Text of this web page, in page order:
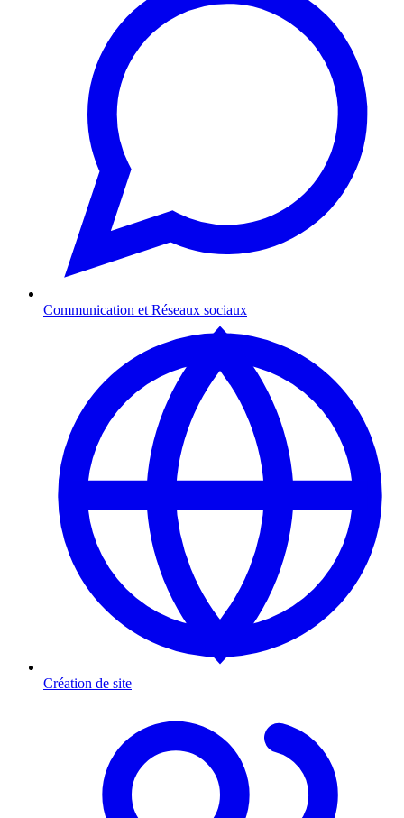
Communication et Réseaux sociaux
Création de site